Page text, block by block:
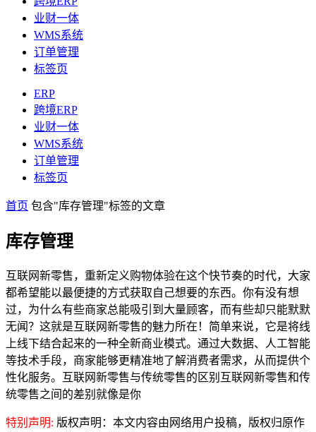
业财一体
WMS系统
订单管理
标签页
ERP
跨境ERP
业财一体
WMS系统
订单管理
标签页
首页 包含"库存管理"标签的文章
库存管理
互联网新零售，重新定义购物体验在这个快节奏的时代，大家
都希望能以最便捷的方式获取自己想要的东西。你有没有想
过，为什么有些商家总能吸引到大量顾客，而有些却只能默默
无闻？这就是互联网新零售的魅力所在！简单来说，它是将线
上线下结合起来的一种全新商业模式。通过大数据、人工智能
等技术手段，商家能够更精准地了解消费者需求，从而提供个
性化服务。互联网新零售与传统零售的区别互联网新零售和传
统零售之间的差别就像是你
特别声明: 版权声明：本文内容由网络用户投稿，版权归原作